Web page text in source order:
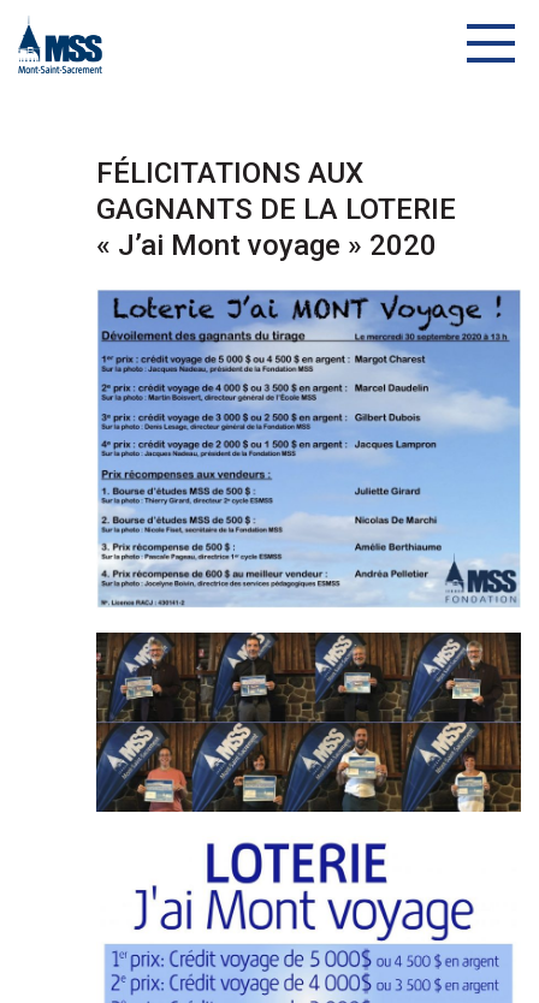
FÉLICITATIONS AUX
GAGNANTS DE LA LOTERIE
« J’ai Mont voyage » 2020